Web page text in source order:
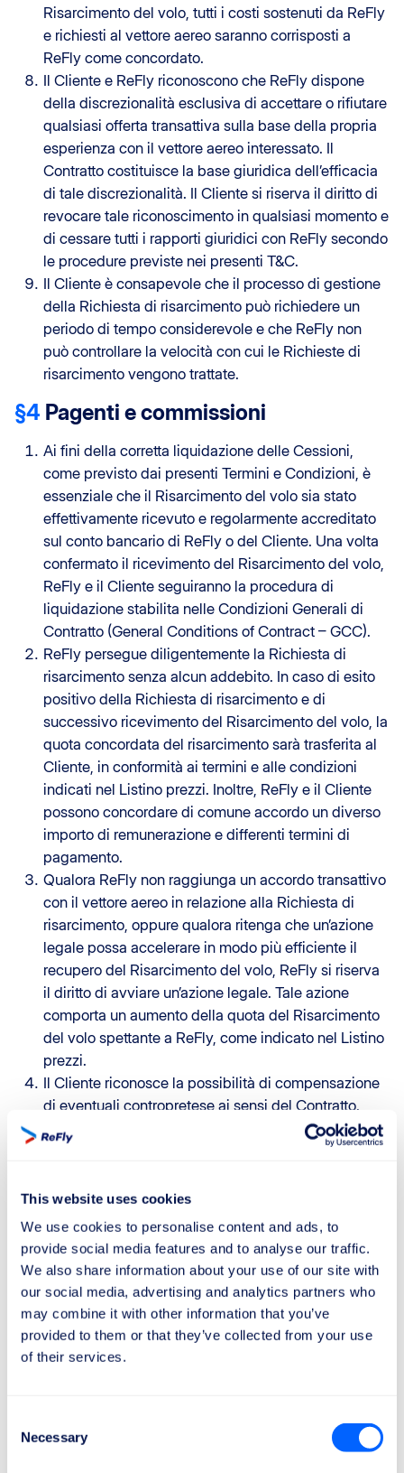
This website uses cookies
We use cookies to personalise content and ads, to
provide social media features and to analyse our traffic.
We also share information about your use of our site with
our social media, advertising and analytics partners who
may combine it with other information that you’ve
provided to them or that they’ve collected from your use
of their services.
Selection
Necessary
Risarcimento del volo, tutti i costi sostenuti da ReFly
e richiesti al vettore aereo saranno corrisposti a
ReFly come concordato.
Il Cliente e ReFly riconoscono che ReFly dispone
della discrezionalità esclusiva di accettare o rifiutare
qualsiasi offerta transattiva sulla base della propria
esperienza con il vettore aereo interessato. Il
Contratto costituisce la base giuridica dell’efficacia
di tale discrezionalità. Il Cliente si riserva il diritto di
revocare tale riconoscimento in qualsiasi momento e
di cessare tutti i rapporti giuridici con ReFly secondo
le procedure previste nei presenti T&C.
Il Cliente è consapevole che il processo di gestione
della Richiesta di risarcimento può richiedere un
periodo di tempo considerevole e che ReFly non
può controllare la velocità con cui le Richieste di
risarcimento vengono trattate.
§4 Pagenti e commissioni
Ai fini della corretta liquidazione delle Cessioni,
come previsto dai presenti Termini e Condizioni, è
essenziale che il Risarcimento del volo sia stato
effettivamente ricevuto e regolarmente accreditato
sul conto bancario di ReFly o del Cliente. Una volta
confermato il ricevimento del Risarcimento del volo,
ReFly e il Cliente seguiranno la procedura di
liquidazione stabilita nelle Condizioni Generali di
Contratto (General Conditions of Contract – GCC).
ReFly persegue diligentemente la Richiesta di
risarcimento senza alcun addebito. In caso di esito
positivo della Richiesta di risarcimento e di
successivo ricevimento del Risarcimento del volo, la
quota concordata del risarcimento sarà trasferita al
Cliente, in conformità ai termini e alle condizioni
indicati nel Listino prezzi. Inoltre, ReFly e il Cliente
possono concordare di comune accordo un diverso
importo di remunerazione e differenti termini di
pagamento.
Qualora ReFly non raggiunga un accordo transattivo
con il vettore aereo in relazione alla Richiesta di
risarcimento, oppure qualora ritenga che un’azione
legale possa accelerare in modo più efficiente il
recupero del Risarcimento del volo, ReFly si riserva
il diritto di avviare un’azione legale. Tale azione
comporta un aumento della quota del Risarcimento
del volo spettante a ReFly, come indicato nel Listino
prezzi.
Il Cliente riconosce la possibilità di compensazione
di eventuali contropretese ai sensi del Contratto.
Nei casi in cui il Cliente fornisca consapevolmente
dati inesatti o incompleti che comportino costi
tali costi.
Poiché la sede legale di ReFly è situata a Jersey,
l’eventuale applicazione dell’Imposta sul Valore
Aggiunto (IVA), ove applicabile, avverrà in
conformità alla normativa vigente a Jersey e
all’aliquota fiscale applicabile.
Qualora il Cliente fornisca informazioni errate o
insufficienti per il ricevimento del Risarcimento del
corregga o non fornisca le informazioni necessarie